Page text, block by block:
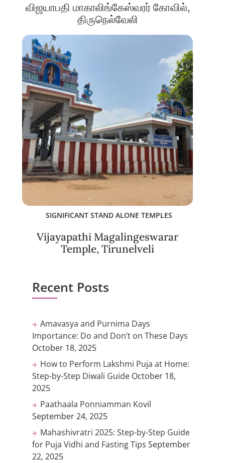
விஜயாபதி மாகாலிங்கேஸ்வரர் கோவில்,
திருநெல்வேலி
SIGNIFICANT STAND ALONE TEMPLES
Vijayapathi Magalingeswarar
Temple, Tirunelveli
Recent Posts
Amavasya and Purnima Days
Importance: Do and Don’t on These Days
October 18, 2025
How to Perform Lakshmi Puja at Home:
Step-by-Step Diwali Guide October 18,
2025
Paathaala Ponniamman Kovil
September 24, 2025
Mahashivratri 2025: Step-by-Step Guide
for Puja Vidhi and Fasting Tips September
22, 2025